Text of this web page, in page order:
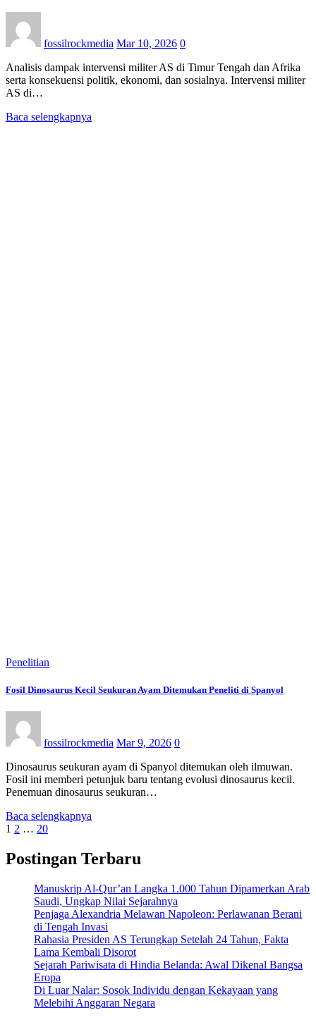
fossilrockmedia Mar 10, 2026 0
Analisis dampak intervensi militer AS di Timur Tengah dan Afrika
serta konsekuensi politik, ekonomi, dan sosialnya. Intervensi militer
AS di…
Baca selengkapnya
Penelitian
Fosil Dinosaurus Kecil Seukuran Ayam Ditemukan Peneliti di Spanyol
fossilrockmedia Mar 9, 2026 0
Dinosaurus seukuran ayam di Spanyol ditemukan oleh ilmuwan.
Fosil ini memberi petunjuk baru tentang evolusi dinosaurus kecil.
Penemuan dinosaurus seukuran…
Baca selengkapnya
Posts
pagination
1 2 … 20
Postingan Terbaru
Manuskrip Al-Qur’an Langka 1.000 Tahun Dipamerkan Arab
Saudi, Ungkap Nilai Sejarahnya
Penjaga Alexandria Melawan Napoleon: Perlawanan Berani
di Tengah Invasi
Rahasia Presiden AS Terungkap Setelah 24 Tahun, Fakta
Lama Kembali Disorot
Sejarah Pariwisata di Hindia Belanda: Awal Dikenal Bangsa
Eropa
Di Luar Nalar: Sosok Individu dengan Kekayaan yang
Melebihi Anggaran Negara